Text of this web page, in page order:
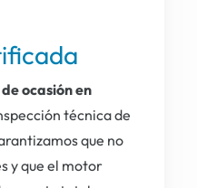
ocasión en
técnica de
que no
y que el motor